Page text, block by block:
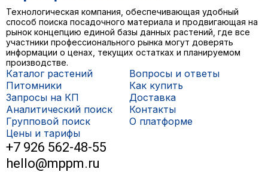
Технологическая компания, обеспечивающая удобный
способ поиска посадочного материала и продвигающая на
рынок концепцию единой базы данных растений, где все
участники профессионального рынка могут доверять
информации о ценах, текущих остатках и планируемом
производстве.
Каталог растений
Питомники
Запросы на КП
Аналитический поиск
Групповой поиск
Цены и тарифы
Вопросы и ответы
Как купить
Доставка
Контакты
О платформе
+7 926 562-48-55
hello@mppm.ru